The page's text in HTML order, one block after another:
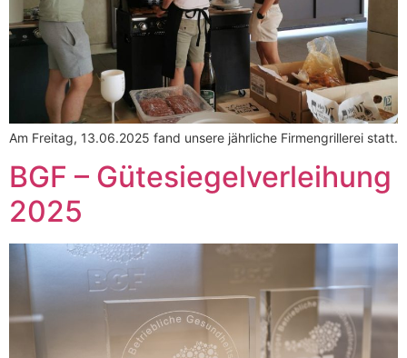
Am Freitag, 13.06.2025 fand unsere jährliche Firmengrillerei statt.
BGF – Gütesiegelverleihung
2025